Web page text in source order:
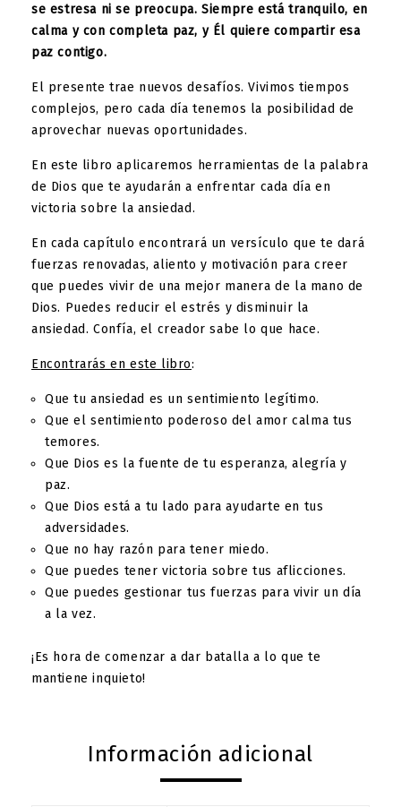
se estresa ni se preocupa. Siempre está tranquilo, en
calma y con completa paz, y Él quiere compartir esa
paz contigo.
El presente trae nuevos desafíos. Vivimos tiempos
complejos, pero cada día tenemos la posibilidad de
aprovechar nuevas oportunidades.
En este libro aplicaremos herramientas de la palabra
de Dios que te ayudarán a enfrentar cada día en
victoria sobre la ansiedad.
En cada capítulo encontrará un versículo que te dará
fuerzas renovadas, aliento y motivación para creer
que puedes vivir de una mejor manera de la mano de
Dios. Puedes reducir el estrés y disminuir la
ansiedad. Confía, el creador sabe lo que hace.
Encontrarás en este libro:
Que tu ansiedad es un sentimiento legítimo.
Que el sentimiento poderoso del amor calma tus
temores.
Que Dios es la fuente de tu esperanza, alegría y
paz.
Que Dios está a tu lado para ayudarte en tus
adversidades.
Que no hay razón para tener miedo.
Que puedes tener victoria sobre tus aflicciones.
Que puedes gestionar tus fuerzas para vivir un día
a la vez.
¡Es hora de comenzar a dar batalla a lo que te
mantiene inquieto!
Información adicional